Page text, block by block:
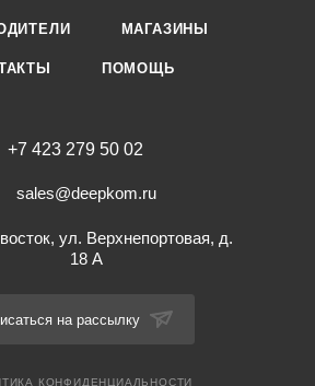
МАГАЗИНЫ
ПОМОЩЬ
+7 423 279 50 02
sales@deepkom.ru
ул. Верхнепортовая, д.
18 А
на рассылку
КОНФИДЕНЦИАЛЬНОСТИ